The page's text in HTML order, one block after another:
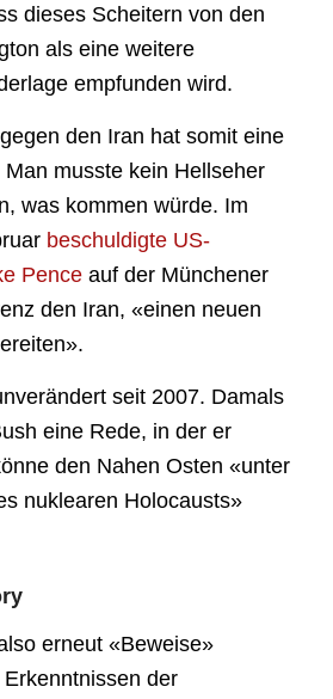
dieses Scheitern von den
als eine weitere
empfunden wird.
den Iran hat somit eine
musste kein Hellseher
was kommen würde. Im
beschuldigte US-
Pence auf der Münchener
den Iran, «einen neuen
seit 2007. Damals
eine Rede, in der er
den Nahen Osten «unter
nuklearen Holocausts»
erneut «Beweise»
der